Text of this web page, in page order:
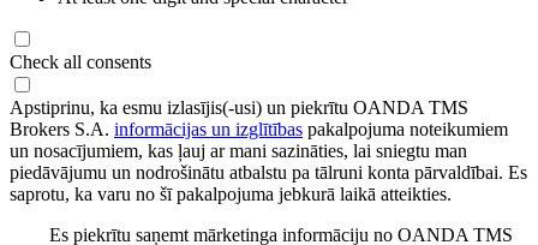
Check all consents
Apstiprinu, ka esmu izlasījis(-usi) un piekrītu OANDA TMS
Brokers S.A. informācijas un izglītības pakalpojuma noteikumiem
un nosacījumiem, kas ļauj ar mani sazināties, lai sniegtu man
piedāvājumu un nodrošinātu atbalstu pa tālruni konta pārvaldībai. Es
saprotu, ka varu no šī pakalpojuma jebkurā laikā atteikties.
Es piekrītu saņemt mārketinga informāciju no OANDA TMS